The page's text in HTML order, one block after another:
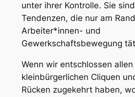
unter ihrer Kontrolle. Sie
Tendenzen, die nur am
Arbeiter*innen- und
Gewerkschaftsbewegung
Wenn wir entschlossen
kleinbürgerlichen Cliquen
Rücken zugekehrt haben,